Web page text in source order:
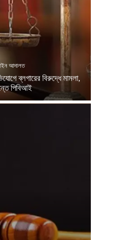
আদালত
ব্লগারের বিরুদ্ধে মামলা,
পিবিআই